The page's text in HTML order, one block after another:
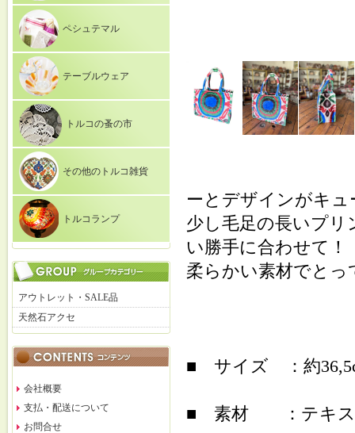
ペシュテマル
テーブルウェア
トルコの蚤の市
その他のトルコ雑貨
トルコランプ
アウトレット・SALE品
天然石アクセ
会社概要
支払・配送について
お問合せ
ーとデザインがキュ
少し毛足の長いプ
い勝手に合わせて！
柔らかい素材でと
■ サイズ ：約
■ 素材 ：テキ